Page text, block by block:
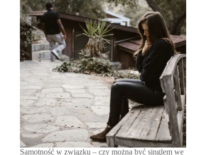
Samotność w związku – czy można być singlem we